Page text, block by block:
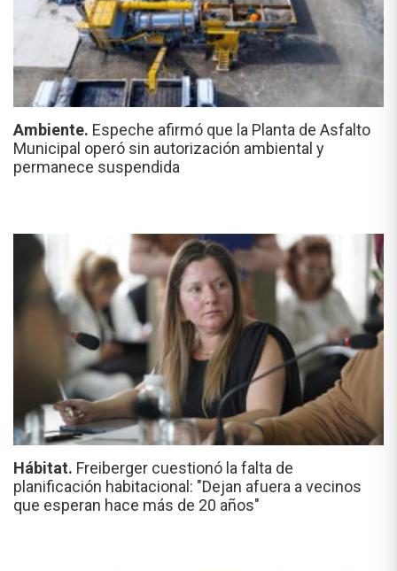
Ambiente. Espeche afirmó que la Planta de Asfalto
Municipal operó sin autorización ambiental y
permanece suspendida
Hábitat. Freiberger cuestionó la falta de
planificación habitacional: "Dejan afuera a vecinos
que esperan hace más de 20 años"